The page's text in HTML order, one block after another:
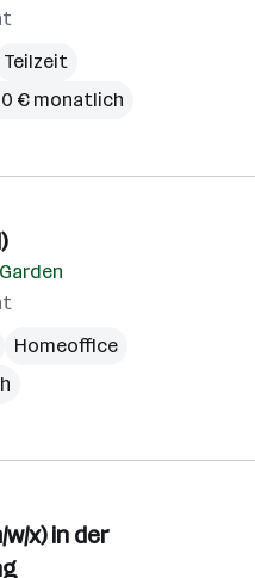
Teilzeit
€ monatlich
Homeoffice
x) in der